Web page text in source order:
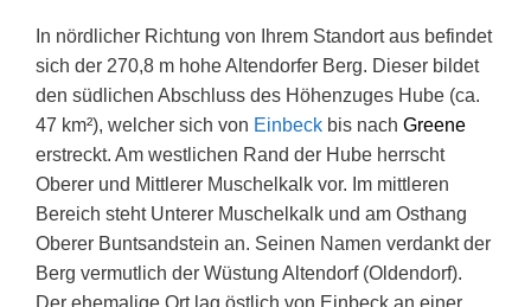
In nördlicher Richtung von Ihrem Standort aus befindet
sich der 270,8 m hohe Altendorfer Berg. Dieser bildet
den südlichen Abschluss des Höhenzuges Hube (ca.
47 km²), welcher sich von Einbeck bis nach Greene
erstreckt. Am westlichen Rand der Hube herrscht
Oberer und Mittlerer Muschelkalk vor. Im mittleren
Bereich steht Unterer Muschelkalk und am Osthang
Oberer Buntsandstein an. Seinen Namen verdankt der
Berg vermutlich der Wüstung Altendorf (Oldendorf).
Der ehemalige Ort lag östlich von Einbeck an einer